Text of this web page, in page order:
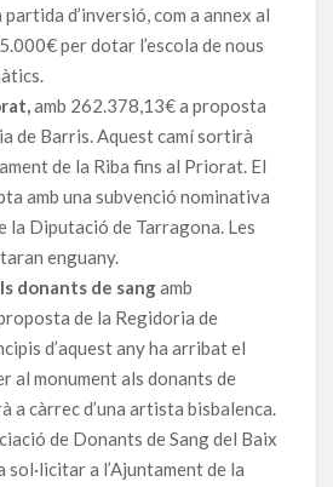
d’inversió, com a annex al
per dotar l’escola de nous
amb 262.378,13€ a proposta
de Barris. Aquest camí sortirà
de la Riba fins al Priorat. El
amb una subvenció nominativa
la Diputació de Tarragona. Les
enguany.
donants de sangamb
de la Regidoria de
d’aquest any ha arribat el
al monument als donants de
a càrrec d’una artista bisbalenca.
de Donants de Sang del Baix
sol·licitar a l’Ajuntament de la